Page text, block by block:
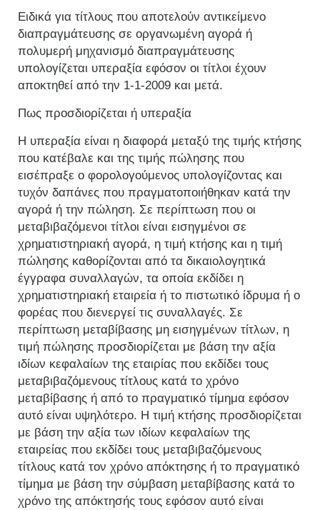
Ειδικά για τίτλους που αποτελούν αντικείμενο
διαπραγμάτευσης σε οργανωμένη αγορά ή
πολυμερή μηχανισμό διαπραγμάτευσης
υπολογίζεται υπεραξία εφόσον οι τίτλοι έχουν
αποκτηθεί από την 1-1-2009 και μετά.
Πως προσδιορίζεται ή υπεραξία
Η υπεραξία είναι η διαφορά μεταξύ της τιμής κτήσης
που κατέβαλε και της τιμής πώλησης που
εισέπραξε ο φορολογούμενος υπολογίζοντας και
τυχόν δαπάνες που πραγματοποιήθηκαν κατά την
αγορά ή την πώληση. Σε περίπτωση που οι
μεταβιβαζόμενοι τίτλοι είναι εισηγμένοι σε
χρηματιστηριακή αγορά, η τιμή κτήσης και η τιμή
πώλησης καθορίζονται από τα δικαιολογητικά
έγγραφα συναλλαγών, τα οποία εκδίδει η
χρηματιστηριακή εταιρεία ή το πιστωτικό ίδρυμα ή ο
φορέας που διενεργεί τις συναλλαγές. Σε
περίπτωση μεταβίβασης μη εισηγμένων τίτλων, η
τιμή πώλησης προσδιορίζεται με βάση την αξία
ιδίων κεφαλαίων της εταιρίας που εκδίδει τους
μεταβιβαζόμενους τίτλους κατά το χρόνο
μεταβίβασης ή από το πραγματικό τίμημα εφόσον
αυτό είναι υψηλότερο. Η τιμή κτήσης προσδιορίζεται
με βάση την αξία των ιδίων κεφαλαίων της
εταιρείας που εκδίδει τους μεταβιβαζόμενους
τίτλους κατά τον χρόνο απόκτησης ή το πραγματικό
τίμημα με βάση την σύμβαση μεταβίβασης κατά το
χρόνο της απόκτησής τους εφόσον αυτό είναι